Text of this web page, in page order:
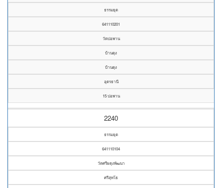
ธรรมยุต
641110201
วัดปอพาน
บ้านดุง
บ้านดุง
อุดรธานี
15 ปอพาน
2240
ธรรมยุต
641110104
วัดศรีผดุงพัฒนา
ศรีสุทโธ